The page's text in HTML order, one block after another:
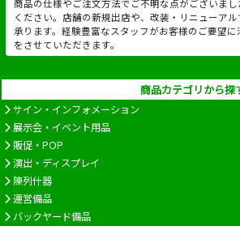
商品の仕様やご注文方法でご不明な点がございま
ください。店舗の新規出店や、改装・リニューア
承ります。経験豊富なスタッフがお客様のご要望に
をさせていただきます。
商品カテゴリから探
サイン・インフォメーション
展示会・イベント用品
販促・POP
演出・ディスプレイ
陳列什器
運営備品
バックヤード備品